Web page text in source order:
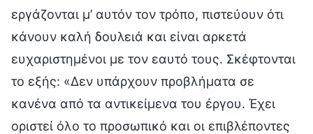
εργάζονται μ’ αυτόν τον τρόπο, πιστεύουν ότι
κάνουν καλή δουλειά και είναι αρκετά
ευχαριστημένοι με τον εαυτό τους. Σκέφτονται
το εξής: «Δεν υπάρχουν προβλήματα σε
κανένα από τα αντικείμενα του έργου. Έχει
οριστεί όλο το προσωπικό και οι επιβλέποντες